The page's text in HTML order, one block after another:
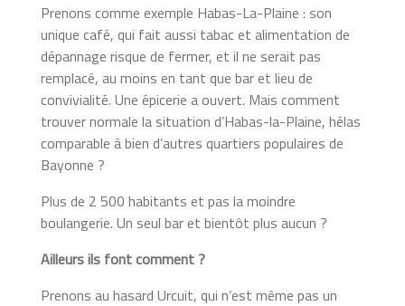
Prenons comme exemple Habas-La-Plaine : son
unique café, qui fait aussi tabac et alimentation de
dépannage risque de fermer, et il ne serait pas
remplacé, au moins en tant que bar et lieu de
convivialité. Une épicerie a ouvert. Mais comment
trouver normale la situation d’Habas-la-Plaine, hélas
comparable à bien d’autres quartiers populaires de
Bayonne ?
Plus de 2 500 habitants et pas la moindre
boulangerie. Un seul bar et bientôt plus aucun ?
Ailleurs ils font comment ?
Prenons au hasard Urcuit, qui n’est même pas un